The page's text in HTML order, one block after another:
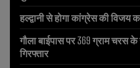
हल्द्वानी से होगा कांग्रेस की
गौला बाईपास पर 369 ग्राम चरस
गिरफ्तार